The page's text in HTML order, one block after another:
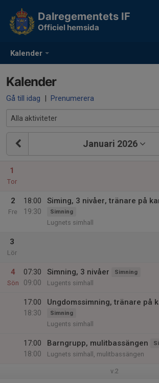
Kalender
Dalregementets IF
Officiel hemsida
Kalender
Gå till idag | Prenumerera
Januari 2026
1
Tor
2
Fre
18:00
19:30
Siming, 3 nivåer, tränare på
Simning
Lugnets simhall
3
Lör
4
Sön
07:30
09:00
Simning, 3 nivåer Simning
Lugents simhall
17:00
18:30
Ungdomssimning, tränare på
Simning
Lugents simhall
17:00
18:00
Barngrupp, mulitbassängen
Lugnets simhall, mulitbassängen
v.2